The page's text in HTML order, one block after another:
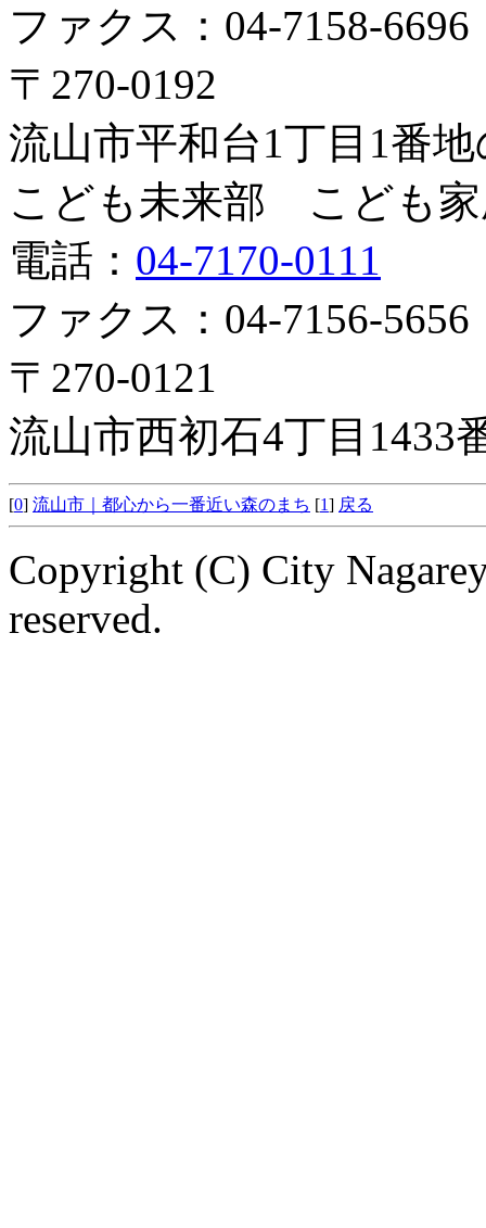
ファクス：04-7158-6696
〒270-0192
流山市平和台1丁目1番
こども未来部 こども家
電話： 04-7170-0111
ファクス：04-7156-5656
〒270-0121
流山市西初石4丁目
[0] 流山市｜都心から一番近い森のまち [1] 戻る
Copyright (C) City
reserved.